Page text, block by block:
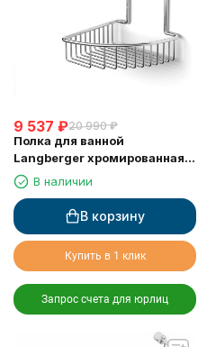
9 537 ₽20 990 ₽
Полка для ванной
Langberger хромированная к
стене 2-х этажная 10860I
В наличии
В корзину
Купить в 1 клик
Запрос счета для юрлиц